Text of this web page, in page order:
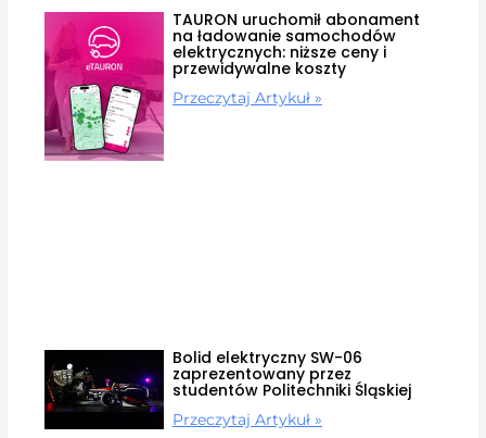
TAURON uruchomił abonament
na ładowanie samochodów
elektrycznych: niższe ceny i
przewidywalne koszty
Przeczytaj Artykuł »
Bolid elektryczny SW-06
zaprezentowany przez
studentów Politechniki Śląskiej
Przeczytaj Artykuł »